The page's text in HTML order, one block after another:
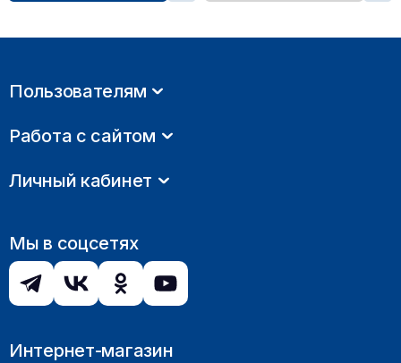
Пользователям
Работа с сайтом
Личный кабинет
Мы в соцсетях
Интернет-магазин